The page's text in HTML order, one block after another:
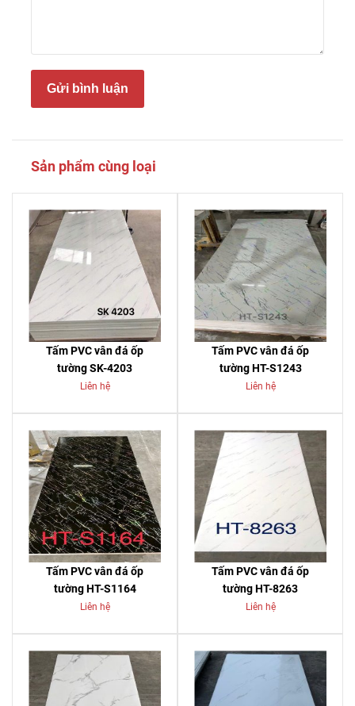
Gửi bình luận
Sản phẩm cùng loại
Tấm PVC vân đá ốp
tường SK-4203
Liên hệ
Tấm PVC vân đá ốp
tường HT-S1243
Liên hệ
Tấm PVC vân đá ốp
tường HT-S1164
Liên hệ
Tấm PVC vân đá ốp
tường HT-8263
Liên hệ